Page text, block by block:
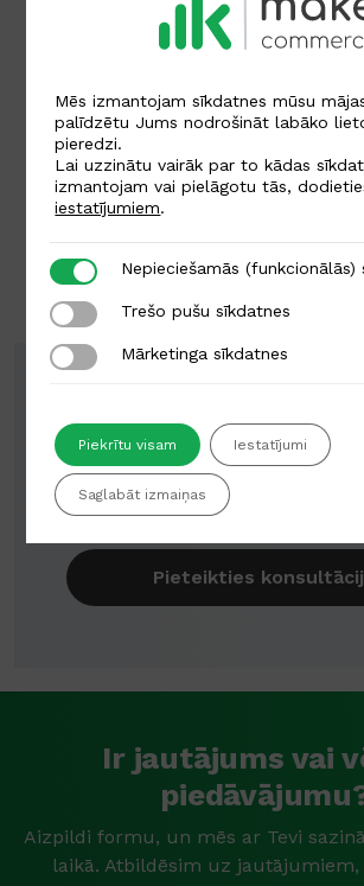
Vai Apple Pay un Google Pay
palielināt pārdošanu?
Vai Apple Pay pieslēgšanai ir
nepieciešami papildu līgumi?
Vai iespējams veikt naudas
Apple Pay darījumiem?
Pieteikties
Pieteikties
Ir jautājums vai
Aizpildi formu, un mēs ar Tevi
laikā. Atbildēsim uz
Mēs izmantojam sīkdatnes mūsu
palīdzētu Jums nodrošināt labāko
pieredzi.
Lai uzzinātu vairāk par to kādas
izmantojam vai pielāgotu tās,
iestatījumiem.
Nepieciešamās (funkcionālās)
Nepieciešamās (funkcionālās)
Trešo pušu sīkdatnes
Trešo pušu sīkdatnes
Mārketinga sīkdatnes
Mārketinga sīkdatnes
Piekrītu visam Iestatījumi
Saglabāt izmaiņas